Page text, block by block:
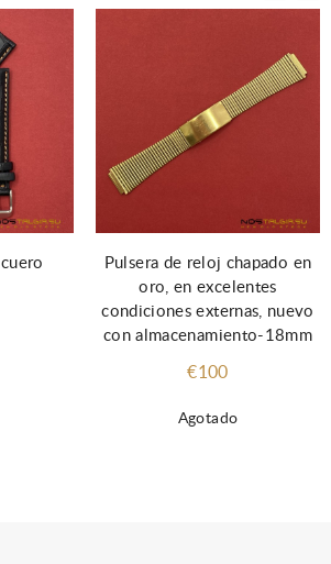
Agotado
Pulsera de reloj chapado en
oro, en excelentes
condiciones externas, nuevo
con almacenamiento-18mm
€100